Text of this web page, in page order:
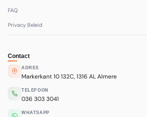
FAQ
Privacy Beleid
Contact
ADRES
Markerkant 10 132C, 1316 AL Almere
TELEFOON
036 303 3041
WHATSAPP